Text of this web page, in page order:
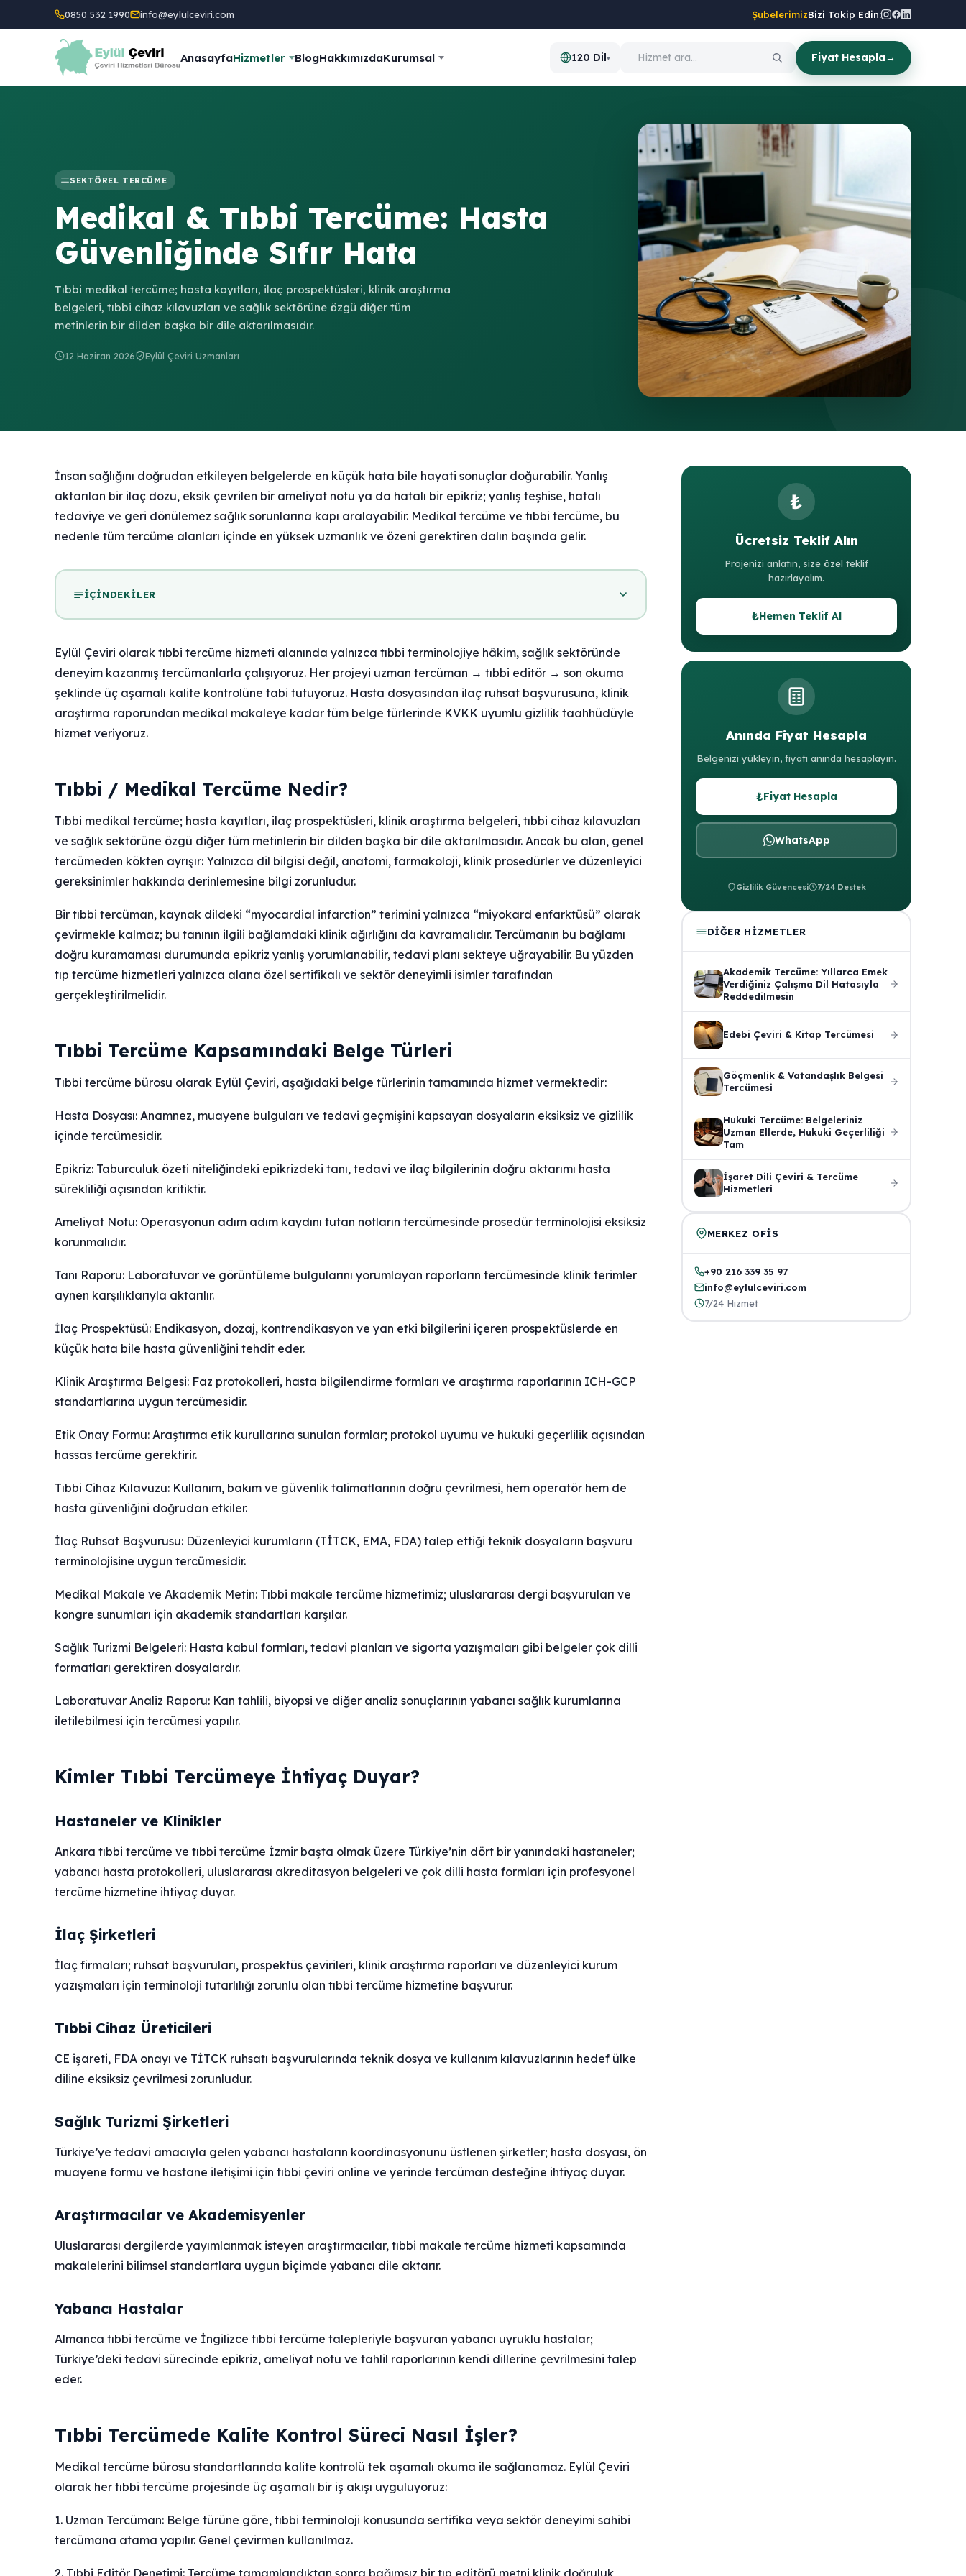
0850 532 1990 info@eylulceviri.com ŞubelerimizBizi Takip Edin:
AnasayfaHizmetler BlogHakkımızdaKurumsal 120 Dil▾ Fiyat Hesapla→
SEKTÖREL TERCÜME
Medikal & Tıbbi Tercüme: Hasta
Güvenliğinde Sıfır Hata
Tıbbi medikal tercüme; hasta kayıtları, ilaç prospektüsleri, klinik araştırma
belgeleri, tıbbi cihaz kılavuzları ve sağlık sektörüne özgü diğer tüm
metinlerin bir dilden başka bir dile aktarılmasıdır.
12 Haziran 2026 Eylül Çeviri Uzmanları
İnsan sağlığını doğrudan etkileyen belgelerde en küçük hata bile hayati sonuçlar doğurabilir. Yanlış
aktarılan bir ilaç dozu, eksik çevrilen bir ameliyat notu ya da hatalı bir epikriz; yanlış teşhise, hatalı
tedaviye ve geri dönülemez sağlık sorunlarına kapı aralayabilir. Medikal tercüme ve tıbbi tercüme, bu
nedenle tüm tercüme alanları içinde en yüksek uzmanlık ve özeni gerektiren dalın başında gelir.
İÇINDEKILER
Eylül Çeviri olarak tıbbi tercüme hizmeti alanında yalnızca tıbbi terminolojiye hâkim, sağlık sektöründe
deneyim kazanmış tercümanlarla çalışıyoruz. Her projeyi uzman tercüman → tıbbi editör → son okuma
şeklinde üç aşamalı kalite kontrolüne tabi tutuyoruz. Hasta dosyasından ilaç ruhsat başvurusuna, klinik
araştırma raporundan medikal makaleye kadar tüm belge türlerinde KVKK uyumlu gizlilik taahhüdüyle
hizmet veriyoruz.
Tıbbi / Medikal Tercüme Nedir?
Tıbbi medikal tercüme; hasta kayıtları, ilaç prospektüsleri, klinik araştırma belgeleri, tıbbi cihaz kılavuzları
ve sağlık sektörüne özgü diğer tüm metinlerin bir dilden başka bir dile aktarılmasıdır. Ancak bu alan, genel
tercümeden kökten ayrışır: Yalnızca dil bilgisi değil, anatomi, farmakoloji, klinik prosedürler ve düzenleyici
gereksinimler hakkında derinlemesine bilgi zorunludur.
Bir tıbbi tercüman, kaynak dildeki “myocardial infarction” terimini yalnızca “miyokard enfarktüsü” olarak
çevirmekle kalmaz; bu tanının ilgili bağlamdaki klinik ağırlığını da kavramalıdır. Tercümanın bu bağlamı
doğru kuramaması durumunda epikriz yanlış yorumlanabilir, tedavi planı sekteye uğrayabilir. Bu yüzden
tıp tercüme hizmetleri yalnızca alana özel sertifikalı ve sektör deneyimli isimler tarafından
gerçekleştirilmelidir.
Tıbbi Tercüme Kapsamındaki Belge Türleri
Tıbbi tercüme bürosu olarak Eylül Çeviri, aşağıdaki belge türlerinin tamamında hizmet vermektedir:
Hasta Dosyası: Anamnez, muayene bulguları ve tedavi geçmişini kapsayan dosyaların eksiksiz ve gizlilik
içinde tercümesidir.
Epikriz: Taburculuk özeti niteliğindeki epikrizdeki tanı, tedavi ve ilaç bilgilerinin doğru aktarımı hasta
sürekliliği açısından kritiktir.
Ameliyat Notu: Operasyonun adım adım kaydını tutan notların tercümesinde prosedür terminolojisi eksiksiz
korunmalıdır.
Tanı Raporu: Laboratuvar ve görüntüleme bulgularını yorumlayan raporların tercümesinde klinik terimler
aynen karşılıklarıyla aktarılır.
İlaç Prospektüsü: Endikasyon, dozaj, kontrendikasyon ve yan etki bilgilerini içeren prospektüslerde en
küçük hata bile hasta güvenliğini tehdit eder.
Klinik Araştırma Belgesi: Faz protokolleri, hasta bilgilendirme formları ve araştırma raporlarının ICH-GCP
standartlarına uygun tercümesidir.
Etik Onay Formu: Araştırma etik kurullarına sunulan formlar; protokol uyumu ve hukuki geçerlilik açısından
hassas tercüme gerektirir.
Tıbbi Cihaz Kılavuzu: Kullanım, bakım ve güvenlik talimatlarının doğru çevrilmesi, hem operatör hem de
hasta güvenliğini doğrudan etkiler.
İlaç Ruhsat Başvurusu: Düzenleyici kurumların (TİTCK, EMA, FDA) talep ettiği teknik dosyaların başvuru
terminolojisine uygun tercümesidir.
Medikal Makale ve Akademik Metin: Tıbbi makale tercüme hizmetimiz; uluslararası dergi başvuruları ve
kongre sunumları için akademik standartları karşılar.
Sağlık Turizmi Belgeleri: Hasta kabul formları, tedavi planları ve sigorta yazışmaları gibi belgeler çok dilli
formatları gerektiren dosyalardır.
Laboratuvar Analiz Raporu: Kan tahlili, biyopsi ve diğer analiz sonuçlarının yabancı sağlık kurumlarına
iletilebilmesi için tercümesi yapılır.
Kimler Tıbbi Tercümeye İhtiyaç Duyar?
Hastaneler ve Klinikler
Ankara tıbbi tercüme ve tıbbi tercüme İzmir başta olmak üzere Türkiye’nin dört bir yanındaki hastaneler;
yabancı hasta protokolleri, uluslararası akreditasyon belgeleri ve çok dilli hasta formları için profesyonel
tercüme hizmetine ihtiyaç duyar.
İlaç Şirketleri
İlaç firmaları; ruhsat başvuruları, prospektüs çevirileri, klinik araştırma raporları ve düzenleyici kurum
yazışmaları için terminoloji tutarlılığı zorunlu olan tıbbi tercüme hizmetine başvurur.
Tıbbi Cihaz Üreticileri
CE işareti, FDA onayı ve TİTCK ruhsatı başvurularında teknik dosya ve kullanım kılavuzlarının hedef ülke
diline eksiksiz çevrilmesi zorunludur.
Sağlık Turizmi Şirketleri
Türkiye’ye tedavi amacıyla gelen yabancı hastaların koordinasyonunu üstlenen şirketler; hasta dosyası, ön
muayene formu ve hastane iletişimi için tıbbi çeviri online ve yerinde tercüman desteğine ihtiyaç duyar.
Araştırmacılar ve Akademisyenler
Uluslararası dergilerde yayımlanmak isteyen araştırmacılar, tıbbi makale tercüme hizmeti kapsamında
makalelerini bilimsel standartlara uygun biçimde yabancı dile aktarır.
Yabancı Hastalar
Almanca tıbbi tercüme ve İngilizce tıbbi tercüme talepleriyle başvuran yabancı uyruklu hastalar;
Türkiye’deki tedavi sürecinde epikriz, ameliyat notu ve tahlil raporlarının kendi dillerine çevrilmesini talep
eder.
Tıbbi Tercümede Kalite Kontrol Süreci Nasıl İşler?
Medikal tercüme bürosu standartlarında kalite kontrolü tek aşamalı okuma ile sağlanamaz. Eylül Çeviri
olarak her tıbbi tercüme projesinde üç aşamalı bir iş akışı uyguluyoruz:
1. Uzman Tercüman: Belge türüne göre, tıbbi terminoloji konusunda sertifika veya sektör deneyimi sahibi
tercümana atama yapılır. Genel çevirmen kullanılmaz.
2. Tıbbi Editör Denetimi: Tercüme tamamlandıktan sonra bağımsız bir tıp editörü metni klinik doğruluk
₺
Ücretsiz Teklif Alın
Projenizi anlatın, size özel teklif
hazırlayalım.
₺Hemen Teklif Al
Anında Fiyat Hesapla
Belgenizi yükleyin, fiyatı anında hesaplayın.
₺Fiyat Hesapla
WhatsApp
Gizlilik Güvencesi 7/24 Destek
DIĞER HIZMETLER
Akademik Tercüme: Yıllarca Emek
Verdiğiniz Çalışma Dil Hatasıyla
Reddedilmesin
Edebi Çeviri & Kitap Tercümesi
Göçmenlik & Vatandaşlık Belgesi
Tercümesi
Hukuki Tercüme: Belgeleriniz
Uzman Ellerde, Hukuki Geçerliliği
Tam
İşaret Dili Çeviri & Tercüme
Hizmetleri
MERKEZ OFIS
+90 216 339 35 97
info@eylulceviri.com
7/24 Hizmet